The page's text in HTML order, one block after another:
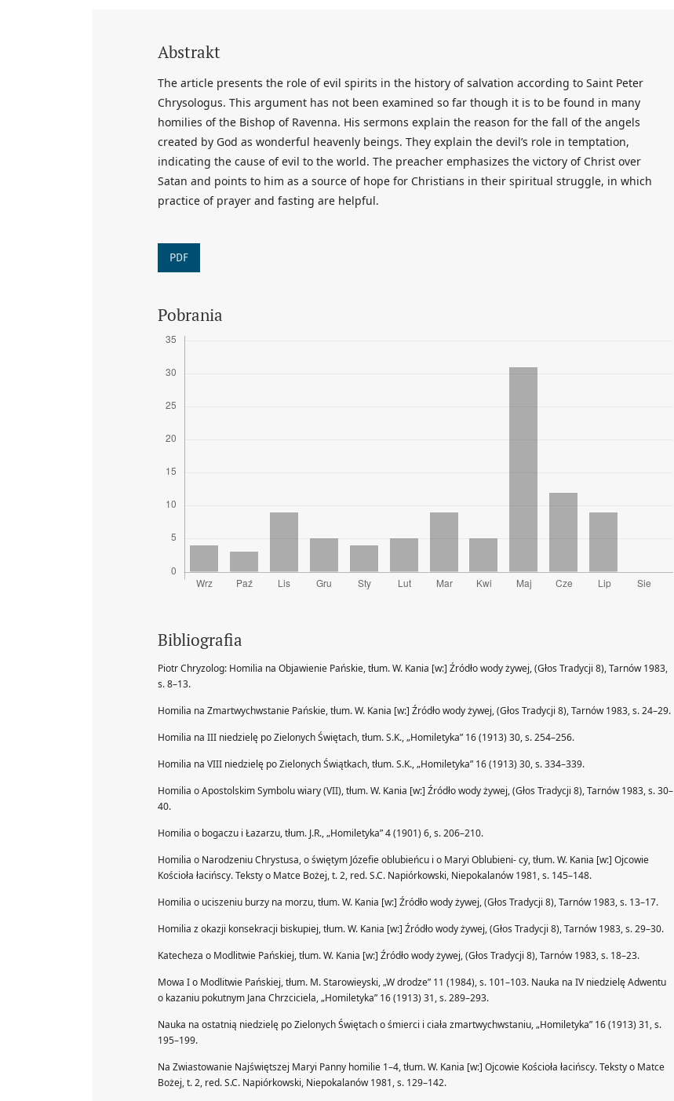
Abstrakt
The article presents the role of evil spirits in the history of salvation according to Saint Peter
Chrysologus. This argument has not been examined so far though it is to be found in many
homilies of the Bishop of Ravenna. His sermons explain the reason for the fall of the angels
created by God as wonderful heavenly beings. They explain the devil’s role in temptation,
indicating the cause of evil to the world. The preacher emphasizes the victory of Christ over
Satan and points to him as a source of hope for Christians in their spiritual struggle, in which
practice of prayer and fasting are helpful.
PDF
Pobrania
Bibliografia
Piotr Chryzolog: Homilia na Objawienie Pańskie, tłum. W. Kania [w:] Źródło wody żywej, (Głos Tradycji 8), Tarnów 1983,
s. 8–13.
Homilia na Zmartwychwstanie Pańskie, tłum. W. Kania [w:] Źródło wody żywej, (Głos Tradycji 8), Tarnów 1983, s. 24–29.
Homilia na III niedzielę po Zielonych Świętach, tłum. S.K., „Homiletyka” 16 (1913) 30, s. 254–256.
Homilia na VIII niedzielę po Zielonych Świątkach, tłum. S.K., „Homiletyka” 16 (1913) 30, s. 334–339.
Homilia o Apostolskim Symbolu wiary (VII), tłum. W. Kania [w:] Źródło wody żywej, (Głos Tradycji 8), Tarnów 1983, s. 30–
40.
Homilia o bogaczu i Łazarzu, tłum. J.R., „Homiletyka” 4 (1901) 6, s. 206–210.
Homilia o Narodzeniu Chrystusa, o świętym Józefie oblubieńcu i o Maryi Oblubieni- cy, tłum. W. Kania [w:] Ojcowie
Kościoła łacińscy. Teksty o Matce Bożej, t. 2, red. S.C. Napiórkowski, Niepokalanów 1981, s. 145–148.
Homilia o uciszeniu burzy na morzu, tłum. W. Kania [w:] Źródło wody żywej, (Głos Tradycji 8), Tarnów 1983, s. 13–17.
Homilia z okazji konsekracji biskupiej, tłum. W. Kania [w:] Źródło wody żywej, (Głos Tradycji 8), Tarnów 1983, s. 29–30.
Katecheza o Modlitwie Pańskiej, tłum. W. Kania [w:] Źródło wody żywej, (Głos Tradycji 8), Tarnów 1983, s. 18–23.
Mowa I o Modlitwie Pańskiej, tłum. M. Starowieyski, „W drodze” 11 (1984), s. 101–103. Nauka na IV niedzielę Adwentu
o kazaniu pokutnym Jana Chrzciciela, „Homiletyka” 16 (1913) 31, s. 289–293.
Nauka na ostatnią niedzielę po Zielonych Świętach o śmierci i ciała zmartwychwstaniu, „Homiletyka” 16 (1913) 31, s.
195–199.
Na Zwiastowanie Najświętszej Maryi Panny homilie 1–4, tłum. W. Kania [w:] Ojcowie Kościoła łacińscy. Teksty o Matce
Bożej, t. 2, red. S.C. Napiórkowski, Niepokalanów 1981, s. 129–142.